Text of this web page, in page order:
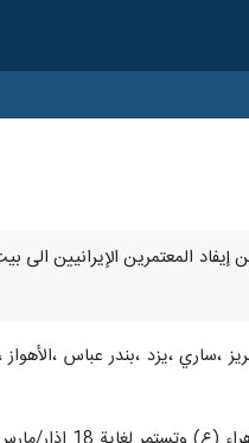
،ساري ،يزد ،بندر عباس